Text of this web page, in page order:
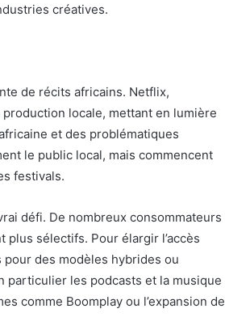
créatives.
de récits africains. Netflix,
locale, mettant en lumière
et des problématiques
le public local, mais commencent
festivals.
défi. De nombreux consommateurs
sélectifs. Pour élargir l’accès
des modèles hybrides ou
particulier les podcasts et la musique
comme Boomplay ou l’expansion de